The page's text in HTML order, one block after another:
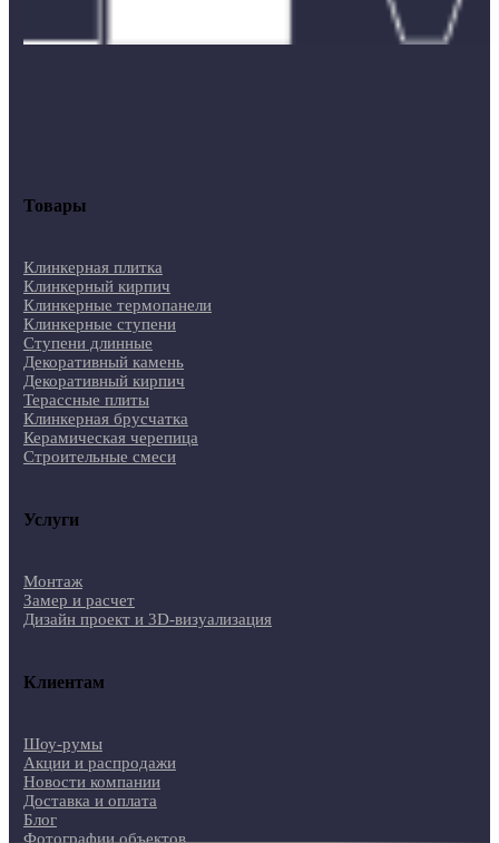
Товары
Клинкерная плитка
Клинкерный кирпич
Клинкерные термопанели
Клинкерные ступени
Ступени длинные
Декоративный камень
Декоративный кирпич
Терассные плиты
Клинкерная брусчатка
Керамическая черепица
Строительные смеси
Услуги
Монтаж
Замер и расчет
Дизайн проект и 3D-визуализация
Клиентам
Шоу-румы
Акции и распродажи
Новости компании
Доставка и оплата
Блог
Фотографии объектов